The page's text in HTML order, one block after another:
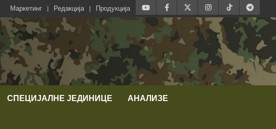
Маркетинг Редакција Продукција
СПЕЦИЈАЛНЕ ЈЕДИНИЦЕ АНАЛИЗЕ